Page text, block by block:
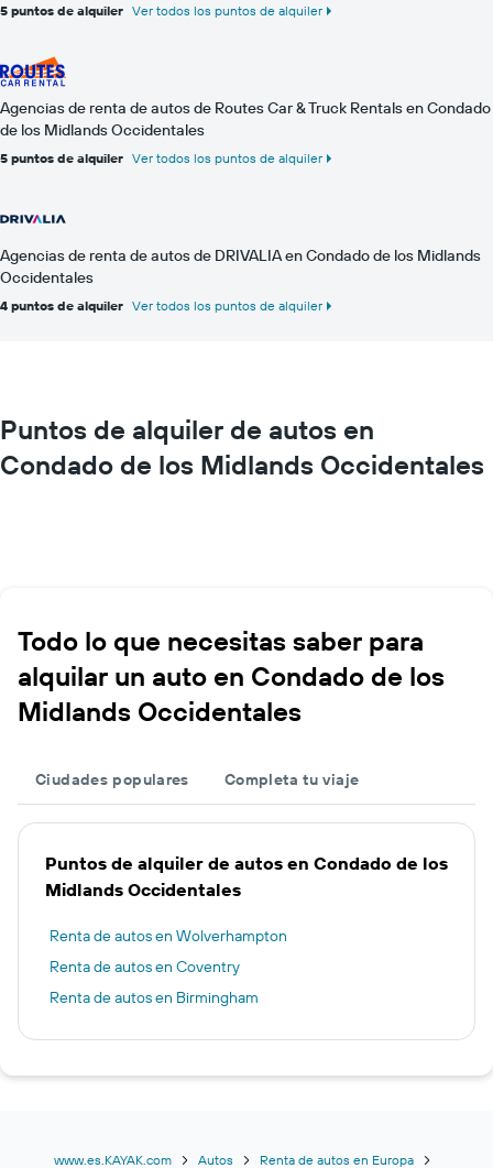
5 puntos de alquiler Ver todos los puntos de alquiler
Agencias de renta de autos de Routes Car & Truck Rentals en Condado
de los Midlands Occidentales
5 puntos de alquiler Ver todos los puntos de alquiler
Agencias de renta de autos de DRIVALIA en Condado de los Midlands
Occidentales
4 puntos de alquiler Ver todos los puntos de alquiler
Puntos de alquiler de autos en
Condado de los Midlands Occidentales
Todo lo que necesitas saber para
alquilar un auto en Condado de los
Midlands Occidentales
Ciudades populares Completa tu viaje
Puntos de alquiler de autos en Condado de los
Midlands Occidentales
Renta de autos en Wolverhampton
Renta de autos en Coventry
Renta de autos en Birmingham
www.es.KAYAK.com Autos Renta de autos en Europa